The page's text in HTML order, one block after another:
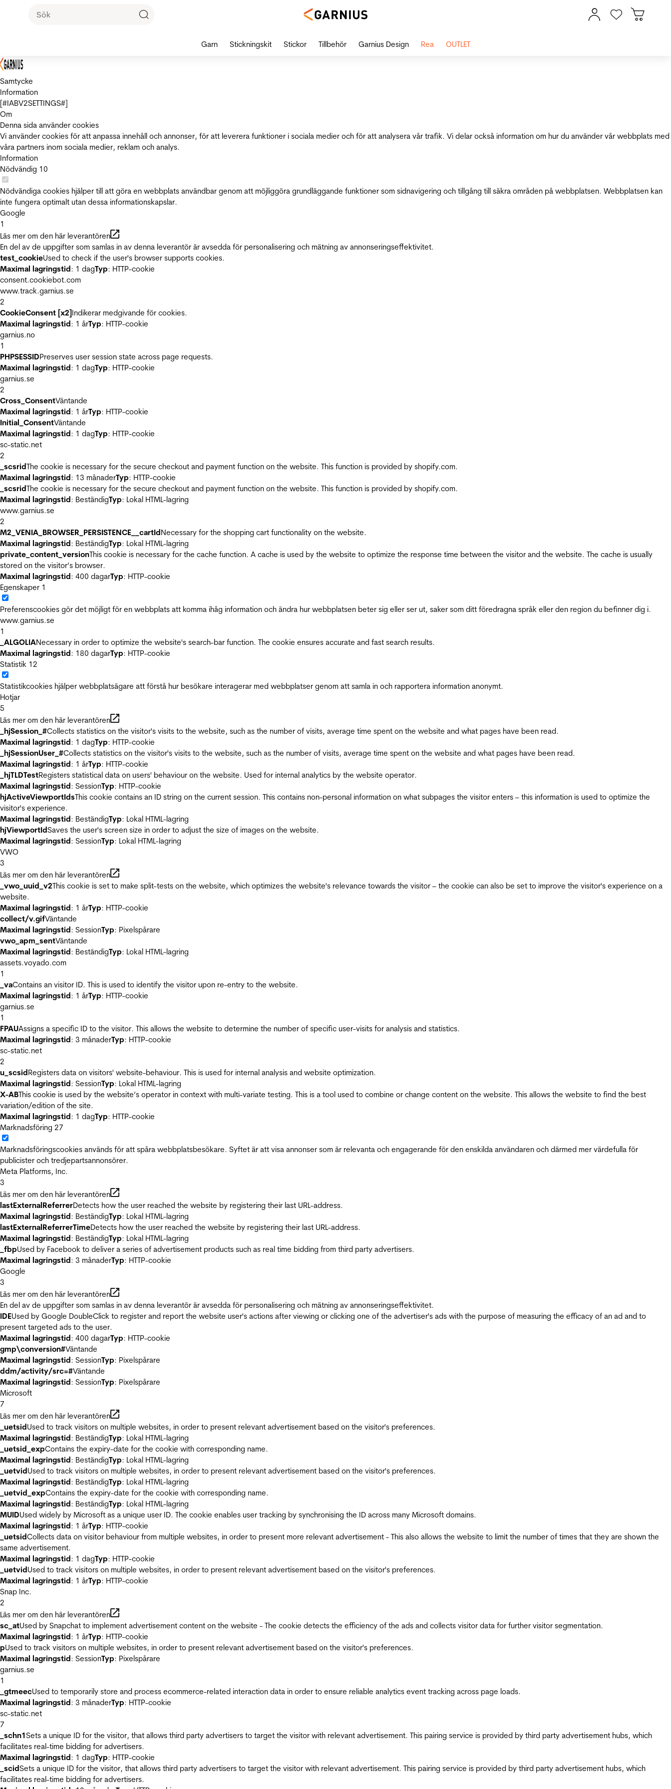
Samtycke
Information
[#IABV2SETTINGS#]
Om
Denna sida använder cookies
Vi använder cookies för att anpassa innehåll och annonser, för att leverera funktioner i sociala medier och för att analysera vår trafik. Vi delar också information om hur du använder vår webbplats med
våra partners inom sociala medier, reklam och analys.
Information
Nödvändig 10
Nödvändiga cookies hjälper till att göra en webbplats användbar genom att möjliggöra grundläggande funktioner som sidnavigering och tillgång till säkra områden på webbplatsen. Webbplatsen kan
inte fungera optimalt utan dessa informationskapslar.
Google
1
Läs mer om den här leverantören
En del av de uppgifter som samlas in av denna leverantör är avsedda för personalisering och mätning av annonseringseffektivitet.
test_cookieUsed to check if the user's browser supports cookies.
Maximal lagringstid: 1 dagTyp: HTTP-cookie
consent.cookiebot.com
www.track.garnius.se
2
CookieConsent [x2]Indikerar medgivande för cookies.
Maximal lagringstid: 1 årTyp: HTTP-cookie
garnius.no
1
PHPSESSIDPreserves user session state across page requests.
Maximal lagringstid: 1 dagTyp: HTTP-cookie
garnius.se
2
Cross_ConsentVäntande
Maximal lagringstid: 1 årTyp: HTTP-cookie
Initial_ConsentVäntande
Maximal lagringstid: 1 dagTyp: HTTP-cookie
sc-static.net
2
_scsridThe cookie is necessary for the secure checkout and payment function on the website. This function is provided by shopify.com.
Maximal lagringstid: 13 månaderTyp: HTTP-cookie
_scsridThe cookie is necessary for the secure checkout and payment function on the website. This function is provided by shopify.com.
Maximal lagringstid: BeständigTyp: Lokal HTML-lagring
www.garnius.se
2
M2_VENIA_BROWSER_PERSISTENCE__cartIdNecessary for the shopping cart functionality on the website.
Maximal lagringstid: BeständigTyp: Lokal HTML-lagring
private_content_versionThis cookie is necessary for the cache function. A cache is used by the website to optimize the response time between the visitor and the website. The cache is usually
stored on the visitor’s browser.
Maximal lagringstid: 400 dagarTyp: HTTP-cookie
Egenskaper 1
Preferenscookies gör det möjligt för en webbplats att komma ihåg information och ändra hur webbplatsen beter sig eller ser ut, saker som ditt föredragna språk eller den region du befinner dig i.
www.garnius.se
1
_ALGOLIANecessary in order to optimize the website's search-bar function. The cookie ensures accurate and fast search results.
Maximal lagringstid: 180 dagarTyp: HTTP-cookie
Statistik 12
Statistikcookies hjälper webbplatsägare att förstå hur besökare interagerar med webbplatser genom att samla in och rapportera information anonymt.
Hotjar
5
Läs mer om den här leverantören
_hjSession_#Collects statistics on the visitor's visits to the website, such as the number of visits, average time spent on the website and what pages have been read.
Maximal lagringstid: 1 dagTyp: HTTP-cookie
_hjSessionUser_#Collects statistics on the visitor's visits to the website, such as the number of visits, average time spent on the website and what pages have been read.
Maximal lagringstid: 1 årTyp: HTTP-cookie
_hjTLDTestRegisters statistical data on users' behaviour on the website. Used for internal analytics by the website operator.
Maximal lagringstid: SessionTyp: HTTP-cookie
hjActiveViewportIdsThis cookie contains an ID string on the current session. This contains non-personal information on what subpages the visitor enters – this information is used to optimize the
visitor's experience.
Maximal lagringstid: BeständigTyp: Lokal HTML-lagring
hjViewportIdSaves the user's screen size in order to adjust the size of images on the website.
Maximal lagringstid: SessionTyp: Lokal HTML-lagring
VWO
3
Läs mer om den här leverantören
_vwo_uuid_v2This cookie is set to make split-tests on the website, which optimizes the website's relevance towards the visitor – the cookie can also be set to improve the visitor's experience on a
website.
Maximal lagringstid: 1 årTyp: HTTP-cookie
collect/v.gifVäntande
Maximal lagringstid: SessionTyp: Pixelspårare
vwo_apm_sentVäntande
Maximal lagringstid: BeständigTyp: Lokal HTML-lagring
assets.voyado.com
1
_vaContains an visitor ID. This is used to identify the visitor upon re-entry to the website.
Maximal lagringstid: 1 årTyp: HTTP-cookie
garnius.se
1
FPAUAssigns a specific ID to the visitor. This allows the website to determine the number of specific user-visits for analysis and statistics.
Maximal lagringstid: 3 månaderTyp: HTTP-cookie
sc-static.net
2
u_scsidRegisters data on visitors' website-behaviour. This is used for internal analysis and website optimization.
Maximal lagringstid: SessionTyp: Lokal HTML-lagring
X-ABThis cookie is used by the website’s operator in context with multi-variate testing. This is a tool used to combine or change content on the website. This allows the website to find the best
variation/edition of the site.
Maximal lagringstid: 1 dagTyp: HTTP-cookie
Marknadsföring 27
Marknadsföringscookies används för att spåra webbplatsbesökare. Syftet är att visa annonser som är relevanta och engagerande för den enskilda användaren och därmed mer värdefulla för
publicister och tredjepartsannonsörer.
Meta Platforms, Inc.
3
Läs mer om den här leverantören
lastExternalReferrerDetects how the user reached the website by registering their last URL-address.
Maximal lagringstid: BeständigTyp: Lokal HTML-lagring
lastExternalReferrerTimeDetects how the user reached the website by registering their last URL-address.
Maximal lagringstid: BeständigTyp: Lokal HTML-lagring
_fbpUsed by Facebook to deliver a series of advertisement products such as real time bidding from third party advertisers.
Maximal lagringstid: 3 månaderTyp: HTTP-cookie
Google
3
Läs mer om den här leverantören
En del av de uppgifter som samlas in av denna leverantör är avsedda för personalisering och mätning av annonseringseffektivitet.
IDEUsed by Google DoubleClick to register and report the website user's actions after viewing or clicking one of the advertiser's ads with the purpose of measuring the efficacy of an ad and to
present targeted ads to the user.
Maximal lagringstid: 400 dagarTyp: HTTP-cookie
gmp\conversion#Väntande
Maximal lagringstid: SessionTyp: Pixelspårare
ddm/activity/src=#Väntande
Maximal lagringstid: SessionTyp: Pixelspårare
Microsoft
7
Läs mer om den här leverantören
_uetsidUsed to track visitors on multiple websites, in order to present relevant advertisement based on the visitor's preferences.
Maximal lagringstid: BeständigTyp: Lokal HTML-lagring
_uetsid_expContains the expiry-date for the cookie with corresponding name.
Maximal lagringstid: BeständigTyp: Lokal HTML-lagring
_uetvidUsed to track visitors on multiple websites, in order to present relevant advertisement based on the visitor's preferences.
Maximal lagringstid: BeständigTyp: Lokal HTML-lagring
_uetvid_expContains the expiry-date for the cookie with corresponding name.
Maximal lagringstid: BeständigTyp: Lokal HTML-lagring
MUIDUsed widely by Microsoft as a unique user ID. The cookie enables user tracking by synchronising the ID across many Microsoft domains.
Maximal lagringstid: 1 årTyp: HTTP-cookie
_uetsidCollects data on visitor behaviour from multiple websites, in order to present more relevant advertisement - This also allows the website to limit the number of times that they are shown the
same advertisement.
Maximal lagringstid: 1 dagTyp: HTTP-cookie
_uetvidUsed to track visitors on multiple websites, in order to present relevant advertisement based on the visitor's preferences.
Maximal lagringstid: 1 årTyp: HTTP-cookie
Snap Inc.
2
Läs mer om den här leverantören
sc_atUsed by Snapchat to implement advertisement content on the website - The cookie detects the efficiency of the ads and collects visitor data for further visitor segmentation.
Maximal lagringstid: 1 årTyp: HTTP-cookie
pUsed to track visitors on multiple websites, in order to present relevant advertisement based on the visitor's preferences.
Maximal lagringstid: SessionTyp: Pixelspårare
garnius.se
1
_gtmeecUsed to temporarily store and process ecommerce-related interaction data in order to ensure reliable analytics event tracking across page loads.
Maximal lagringstid: 3 månaderTyp: HTTP-cookie
sc-static.net
7
_schn1Sets a unique ID for the visitor, that allows third party advertisers to target the visitor with relevant advertisement. This pairing service is provided by third party advertisement hubs, which
facilitates real-time bidding for advertisers.
Maximal lagringstid: 1 dagTyp: HTTP-cookie
_scidSets a unique ID for the visitor, that allows third party advertisers to target the visitor with relevant advertisement. This pairing service is provided by third party advertisement hubs, which
facilitates real-time bidding for advertisers.
Garn Stickningskit Stickor Tillbehör Garnius Design Rea OUTLET